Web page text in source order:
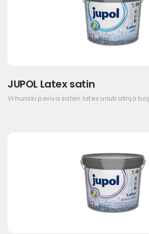
JUPOL Latex satin
Vrhunski periva saten latex unutrašnja